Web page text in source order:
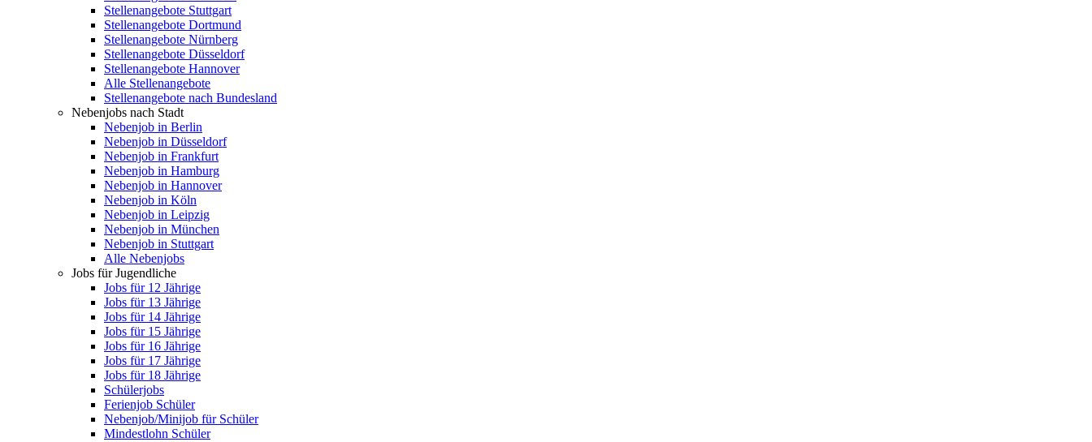
Stellenangebote Stuttgart
Stellenangebote Dortmund
Stellenangebote Nürnberg
Stellenangebote Düsseldorf
Stellenangebote Hannover
Alle Stellenangebote
Stellenangebote nach Bundesland
Nebenjobs nach Stadt
Nebenjob in Berlin
Nebenjob in Düsseldorf
Nebenjob in Frankfurt
Nebenjob in Hamburg
Nebenjob in Hannover
Nebenjob in Köln
Nebenjob in Leipzig
Nebenjob in München
Nebenjob in Stuttgart
Alle Nebenjobs
Jobs für Jugendliche
Jobs für 12 Jährige
Jobs für 13 Jährige
Jobs für 14 Jährige
Jobs für 15 Jährige
Jobs für 16 Jährige
Jobs für 17 Jährige
Jobs für 18 Jährige
Schülerjobs
Ferienjob Schüler
Nebenjob/Minijob für Schüler
Mindestlohn Schüler